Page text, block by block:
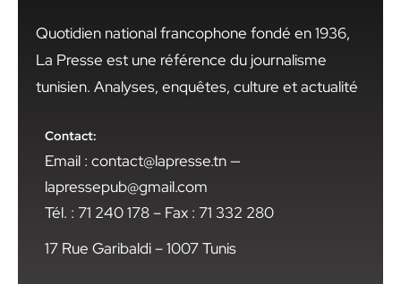
Quotidien national francophone fondé en 1936,
La Presse est une référence du journalisme
tunisien. Analyses, enquêtes, culture et actualité
Contact:
Email : contact@lapresse.tn —
lapressepub@gmail.com
Tél. : 71 240 178 – Fax : 71 332 280
17 Rue Garibaldi – 1007 Tunis